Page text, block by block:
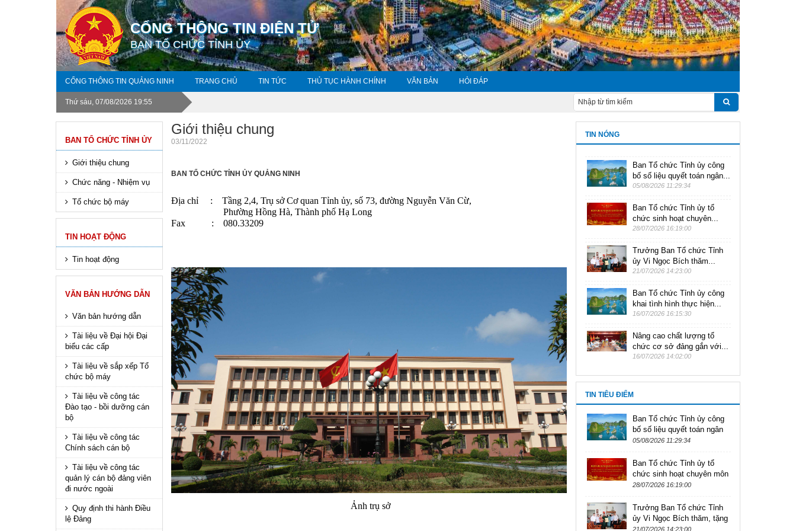
CỔNG THÔNG TIN ĐIỆN TỬ
BAN TỔ CHỨC TỈNH ỦY
CỔNG THÔNG TIN QUẢNG NINH TRANG CHỦ TIN TỨC THỦ TỤC HÀNH CHÍNH VĂN BẢN HỎI ĐÁP
Thứ sáu, 07/08/2026 19:55
BAN TỔ CHỨC TỈNH ỦY
Giới thiệu chung
Chức năng - Nhiệm vụ
Tổ chức bộ máy
TIN HOẠT ĐỘNG
Tin hoạt động
VĂN BẢN HƯỚNG DẪN
Văn bản hướng dẫn
Tài liệu về Đại hội Đại
biểu các cấp
Tài liệu về sắp xếp Tổ
chức bộ máy
Tài liệu về công tác
Đào tạo - bồi dưỡng cán
bộ
Tài liệu về công tác
Chính sách cán bộ
Tài liệu về công tác
quản lý cán bộ đảng viên
đi nước ngoài
Quy định thi hành Điều
lệ Đảng
Giới thiệu chung
03/11/2022
BAN TỔ CHỨC TỈNH ỦY QUẢNG NINH
Địa chỉ : Tầng 2,4, Trụ sở Cơ quan Tỉnh ủy, số 73, đường Nguyễn Văn Cừ,
Phường Hồng Hà, Thành phố Hạ Long
Fax : 080.33209
Ảnh trụ sở
TIN NÓNG
Ban Tổ chức Tỉnh ủy công
bố số liệu quyết toán ngân...
05/08/2026 11:29:34
Ban Tổ chức Tỉnh ủy tổ
chức sinh hoạt chuyên...
28/07/2026 16:19:00
Trưởng Ban Tổ chức Tỉnh
ủy Vi Ngọc Bích thăm...
21/07/2026 14:23:00
Ban Tổ chức Tỉnh ủy công
khai tình hình thực hiện...
16/07/2026 16:15:30
Nâng cao chất lượng tổ
chức cơ sở đảng gắn với...
16/07/2026 14:02:00
TIN TIÊU ĐIỂM
Ban Tổ chức Tỉnh ủy công
bố số liệu quyết toán ngân
sách nhà nước năm 2025
05/08/2026 11:29:34
Ban Tổ chức Tỉnh ủy tổ
chức sinh hoạt chuyên môn
về một số nội dung Quy
hành...
28/07/2026 16:19:00
Trưởng Ban Tổ chức Tỉnh
ủy Vi Ngọc Bích thăm, tặng
quà người có công
21/07/2026 14:23:00